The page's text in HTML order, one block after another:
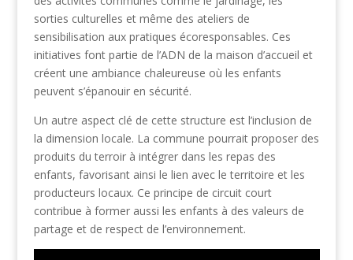
sorties culturelles et même des ateliers de
sensibilisation aux pratiques écoresponsables. Ces
initiatives font partie de l’ADN de la maison d’accueil et
créent une ambiance chaleureuse où les enfants
peuvent s’épanouir en sécurité.
Un autre aspect clé de cette structure est l’inclusion de
la dimension locale. La commune pourrait proposer des
produits du terroir à intégrer dans les repas des
enfants, favorisant ainsi le lien avec le territoire et les
producteurs locaux. Ce principe de circuit court
contribue à former aussi les enfants à des valeurs de
partage et de respect de l’environnement.